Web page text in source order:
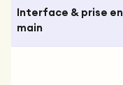
Interface & prise en
main